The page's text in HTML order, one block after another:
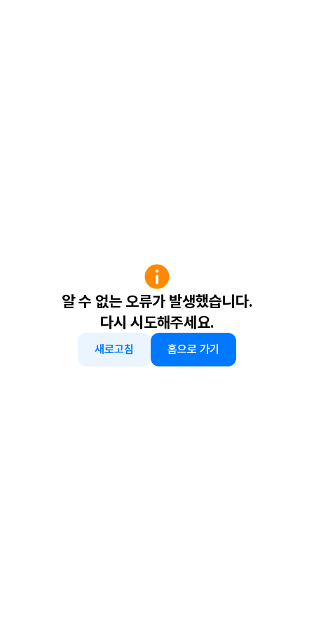
알 수 없는 오류가 발생했습니다.
다시 시도해주세요.
새로고침 홈으로 가기